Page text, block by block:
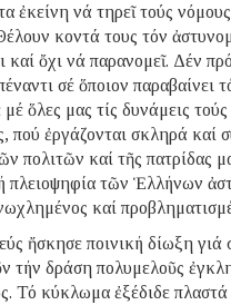
ἐκείνη νά τηρεῖ τούς
κοντά τους τόν
καί ὄχι νά παρανομεῖ. Δέν
σέ ὅποιον παραβαίνει
μέ ὅλες μας τίς δυνάμεις
πού ἐργάζονται σκληρά καί
πολιτῶν καί τῆς πατρίδας
πλειοψηφία τῶν Ἑλλήνων
καί
ἤσκησε ποινική δίωξη
τήν δράση πολυμελοῦς
Τό κύκλωμα ἐξέδιδε πλαστά